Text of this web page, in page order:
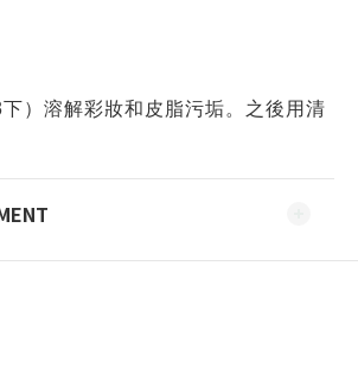
）溶解彩妝和皮脂污垢。之後用清